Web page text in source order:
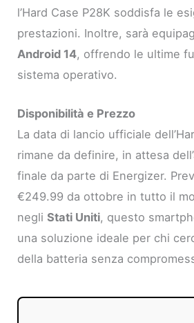
l’Hard Case P28K soddisfa le
prestazioni. Inoltre, sarà
Android 14, offrendo le ultime
sistema operativo.
Disponibilità e Prezzo
La data di lancio ufficiale
rimane da definire, in attesa
finale da parte di Energizer.
€249.99 da ottobre in tutto il
negliStati Uniti, questo
una soluzione ideale per chi
della batteria senza